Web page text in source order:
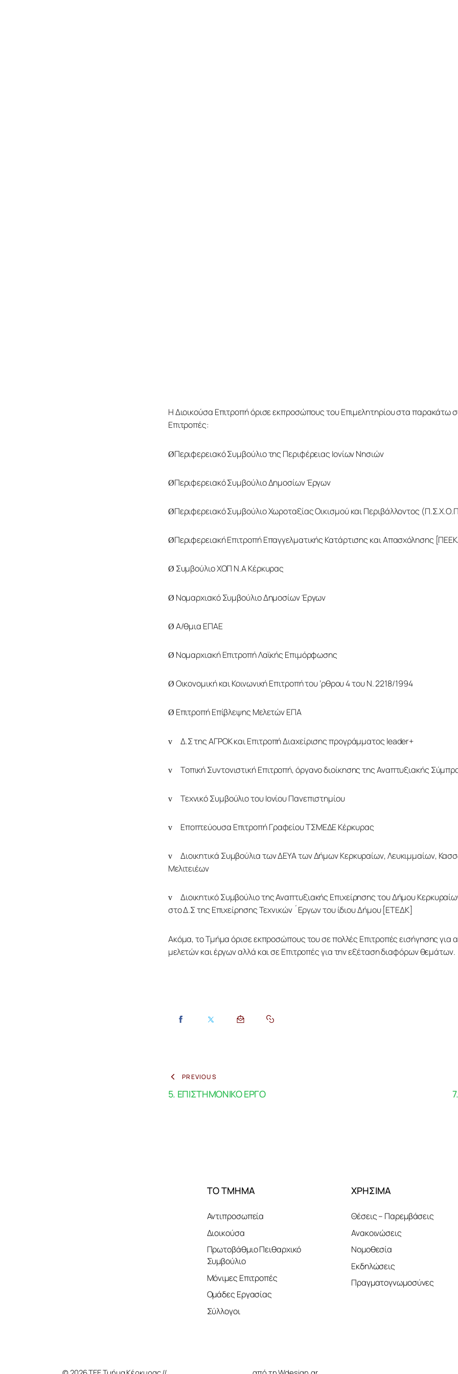
Η Διοικούσα Επιτροπή όρισε εκπροσώπους του Επιμελητηρίου στα παρακάτω
Επιτροπές:
ØΠεριφερειακό Συμβούλιο της Περιφέρειας Ιονίων Νησιών
ØΠεριφερειακό Συμβούλιο Δημοσίων Έργων
ØΠεριφερειακό Συμβούλιο Χωροταξίας Οικισμού και Περιβάλλοντος
ØΠεριφερειακή Επιτροπή Επαγγελματικής Κατάρτισης και Απασχόλησης
Ø Συμβούλιο ΧΟΠ Ν.Α Κέρκυρας
Ø Νομαρχιακό Συμβούλιο Δημοσίων Έργων
Ø Α/θμια ΕΠΑΕ
Ø Νομαρχιακή Επιτροπή Λαϊκής Επιμόρφωσης
Ø Οικονομική και Κοινωνική Επιτροπή του ’ρθρου 4 του Ν. 2218/1994
Ø Επιτροπή Επίβλεψης Μελετών ΕΠΑ
v
	Δ.Σ της ΑΓΡΟΚ και Επιτροπή Διαχείρισης προγράμματος leader+
v
Τοπική Συντονιστική Επιτροπή, όργανο διοίκησης της Αναπτυξιακής
v
	Τεχνικό Συμβούλιο του Ιονίου Πανεπιστημίου
v
	Εποπτεύουσα Επιτροπή Γραφείου ΤΣΜΕΔΕ Κέρκυρας
v
	Διοικητικά Συμβούλια των ΔΕΥΑ των Δήμων Κερκυραίων, Λευκιμμαίων, Κασσωπαίων,
Μελιτειέων
v
	Διοικητικό Συμβούλιο της Αναπτυξιακής Επιχείρησης του Δήμου Κερκυραίων [ΑΝΕΔΚ] και
στο Δ.Σ της Επιχείρησης Τεχνικών ´Εργων του ίδιου Δήμου [ΕΤΕΔΚ]
Ακόμα, το Τμήμα όρισε εκπροσώπους του σε πολλές Επιτροπές εισήγησης για
μελετών και έργων αλλά και σε Επιτροπές για την εξέταση διαφόρων θεμάτων.
PREVIOUS
5. ΕΠΙΣΤΗΜΟΝΙΚΟ ΕΡΓΟ
ΤΟ ΤΜΗΜΑ
Αντιπροσωπεία
Διοικούσα
Πρωτοβάθμιο Πειθαρχικό
Συμβούλιο
Μόνιμες Επιτροπές
Ομάδες Εργασίας
Σύλλογοι
ΧΡΗΣΙΜΑ
Θέσεις – Παρεμβάσεις
Ανακοινώσεις
Νομοθεσία
Εκδηλώσεις
Πραγματογνωμοσύνες